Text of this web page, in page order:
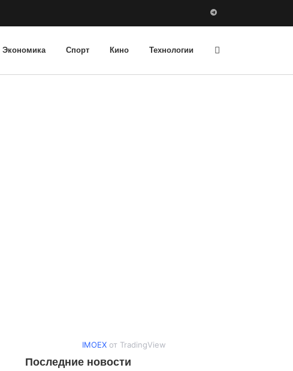
Экономика Спорт Кино Технологии
IMOEX от TradingView
Последние новости